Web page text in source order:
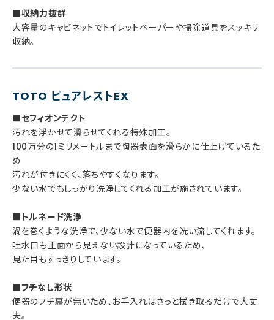
■収納力抜群
大容量のキャビネットでトイレットペーパーや掃除道具をスッキリ
収納。
TOTO ピュアレストEX
■セフィオンテクト
汚れを浮かせて滑らせてくれる特殊加工。
100万分の1ミリメートルまで陶器表面を滑らかに仕上げているた
め
汚れが付きにくく、落ちやすくなります。
少ない水でもしっかり洗浄してくれる加工が施されています。
■トルネード洗浄
渦を巻くような洗浄で、少ない水で便器内を洗い流してくれます。
吐水口も正面から見えない設計になっているため、
見た目もすっきりしています。
■フチなし形状
便器のフチ裏が無いため、お手入れはさっと拭き取るだけで大丈
夫。